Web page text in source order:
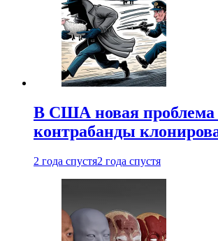
В США новая
контрабанды
2 года спустя2 года спустя